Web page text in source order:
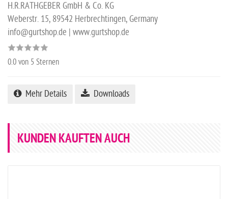
H.R.RATHGEBER GmbH & Co. KG
Weberstr. 15, 89542 Herbrechtingen, Germany
info@gurtshop.de | www.gurtshop.de
0.0 von 5 Sternen
Mehr Details Downloads
KUNDEN KAUFTEN AUCH